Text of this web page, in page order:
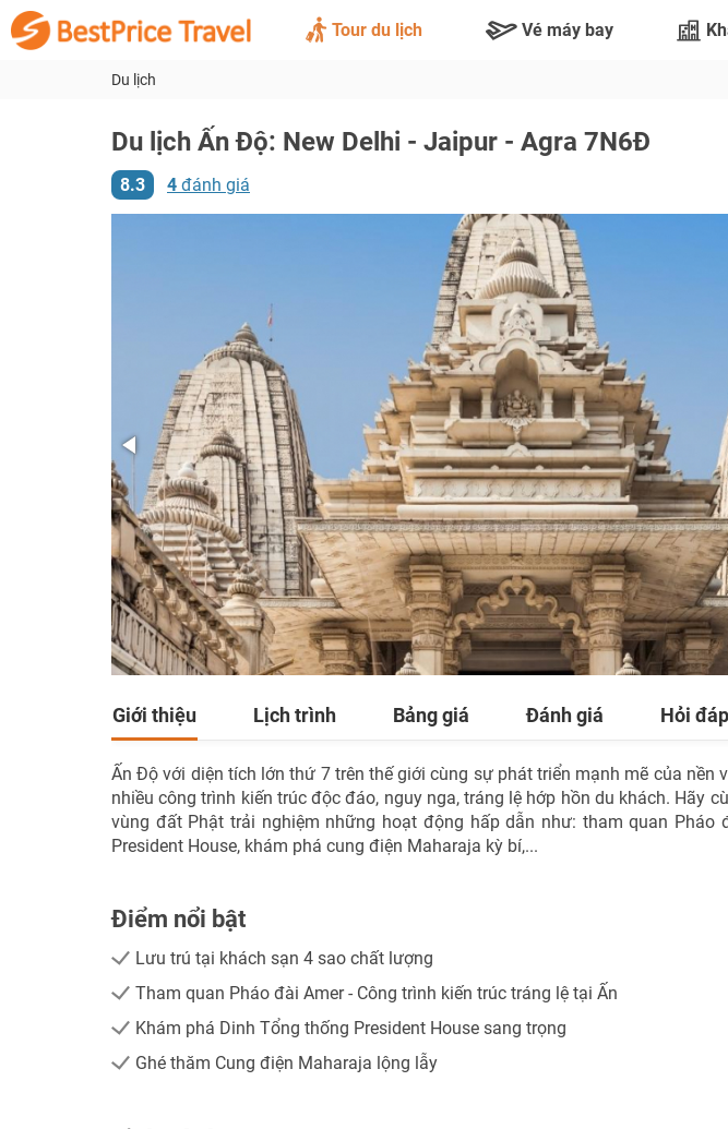
Tour du lịch Vé máy bay
Du lịch
Du lịch Ấn Độ: New Delhi - Jaipur - Agra 7N6Đ
8.3 4 đánh giá
Giới thiệu Lịch trình Bảng giá Đánh giá Hỏi đáp
Ấn Độ với diện tích lớn thứ 7 trên thế giới cùng sự phát triển mạnh mẽ của nền
nhiều công trình kiến trúc độc đáo, nguy nga, tráng lệ hớp hồn du khách. Hãy
vùng đất Phật trải nghiệm những hoạt động hấp dẫn như: tham quan Pháo
President House, khám phá cung điện Maharaja kỳ bí,...
Điểm nổi bật
Lưu trú tại khách sạn 4 sao chất lượng
Tham quan Pháo đài Amer - Công trình kiến trúc tráng lệ tại Ấn
Khám phá Dinh Tổng thống President House sang trọng
Ghé thăm Cung điện Maharaja lộng lẫy
TƯ
TƯ VẤN NGAY
TƯ VẤN NGAY
TƯ
NHẬN
TƯ VẤN NGAY